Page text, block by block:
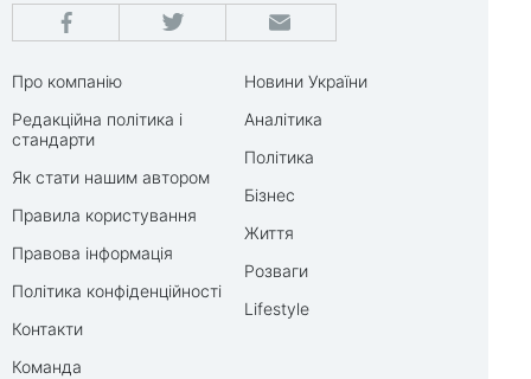
Про компанію
Редакційна політика і
стандарти
Як стати нашим автором
Правила користування
Правова інформація
Політика конфіденційності
Контакти
Команда
Новини України
Аналітика
Політика
Бізнес
Життя
Розваги
Lifestyle